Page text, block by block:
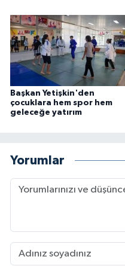
Başkan Yetişkin'den
çocuklara hem spor hem
geleceğe yatırım
Yorumlar